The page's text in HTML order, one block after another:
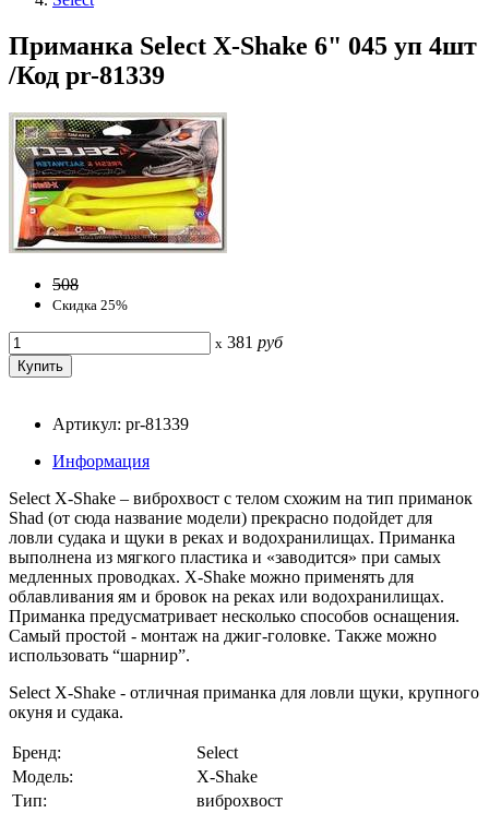
Приманка Select X-Shake 6" 045 уп 4шт
/Код pr-81339
508
Скидка 25%
x 381 руб
Артикул: pr-81339
Информация
Select X-Shake – виброхвост с телом схожим на тип приманок
Shad (от сюда название модели) прекрасно подойдет для
ловли судака и щуки в реках и водохранилищах. Приманка
выполнена из мягкого пластика и «заводится» при самых
медленных проводках. X-Shake можно применять для
облавливания ям и бровок на реках или водохранилищах.
Приманка предусматривает несколько способов оснащения.
Самый простой - монтаж на джиг-головке. Также можно
использовать “шарнир”.
Select X-Shake - отличная приманка для ловли щуки, крупного
окуня и судака.
Бренд:
Select
Модель:
X-Shake
Тип:
виброхвост